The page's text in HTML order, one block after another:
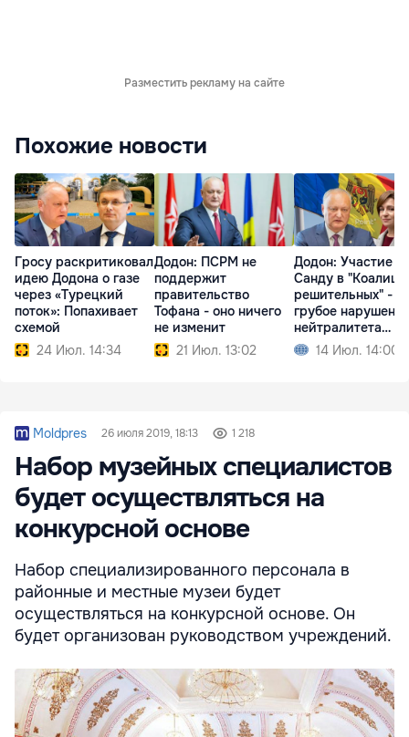
Разместить рекламу на сайте
Похожие новости
Гросу раскритиковал
идею Додона о газе
через «Турецкий
поток»: Попахивает
схемой
24 Июл. 14:34
Додон: ПСРМ не
поддержит
правительство
Тофана - оно ничего
не изменит
21 Июл. 13:02
Додон: Участие
Санду в
решительных" -
грубое
нейтралитета
Молдовы
14 Июл. 14:00
Moldpres 26 июля 2019, 18:13 1 218
Набор музейных специалистов
будет осуществляться на
конкурсной основе
Набор специализированного персонала в
районные и местные музеи будет
осуществляться на конкурсной основе. Он
будет организован руководством учреждений.